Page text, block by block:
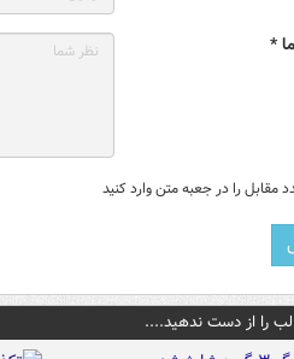
*
مقابل را در جعبه متن وارد کنید
را از دست ندهید....